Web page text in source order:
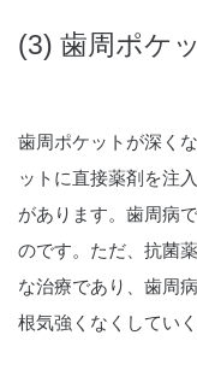
(3) 歯周ポケ
歯周ポケットが深く
ットに直接薬剤を注
があります。歯周病
のです。ただ、抗菌
な治療であり、歯周
根気強くなくしてい